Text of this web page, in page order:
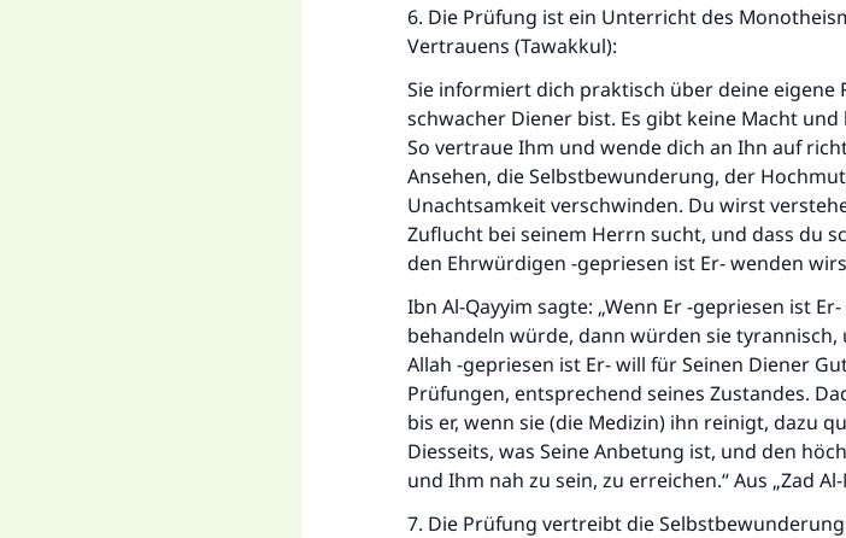
6. Die Prüfung ist ein Unterricht des
Vertrauens (Tawakkul):
Sie informiert dich praktisch über deine eigene
schwacher Diener bist. Es gibt keine Macht
So vertraue Ihm und wende dich an Ihn auf
Ansehen, die Selbstbewunderung, der
Unachtsamkeit verschwinden. Du wirst
Zuflucht bei seinem Herrn sucht, und dass du
den Ehrwürdigen -gepriesen ist Er- wenden
Ibn Al-Qayyim sagte: „Wenn Er -gepriesen ist
behandeln würde, dann würden sie
Allah -gepriesen ist Er- will für Seinen Diener
Prüfungen, entsprechend seines Zustandes.
bis er, wenn sie (die Medizin) ihn reinigt, dazu
Diesseits, was Seine Anbetung ist, und den
und Ihm nah zu sein, zu erreichen.“ Aus „Zad Al-
7. Die Prüfung vertreibt die